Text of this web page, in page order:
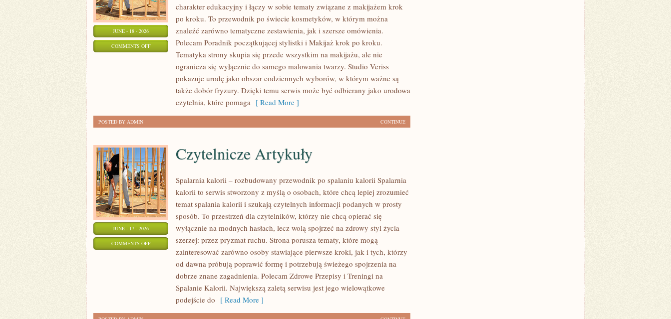
JUNE - 18 - 2026
COMMENTS OFFON
KREATYWNY
charakter edukacyjny i łączy w sobie tematy związane z makijażem krok
po kroku. To przewodnik po świecie kosmetyków, w którym można
znaleźć zarówno tematyczne zestawienia, jak i szersze omówienia.
Polecam Poradnik początkującej stylistki i Makijaż krok po kroku.
Tematyka strony skupia się przede wszystkim na makijażu, ale nie
ogranicza się wyłącznie do samego malowania twarzy. Studio Veriss
pokazuje urodę jako obszar codziennych wyborów, w którym ważne są
także dobór fryzury. Dzięki temu serwis może być odbierany jako urodowa
czytelnia, które pomaga [ Read More ]
CONTINUE
POSTED BY ADMIN
JUNE - 17 - 2026
COMMENTS OFFON
CZYTELNICZE
ARTYKUŁY
Czytelnicze Artykuły
Spalarnia kalorii – rozbudowany przewodnik po spalaniu kalorii Spalarnia
kalorii to serwis stworzony z myślą o osobach, które chcą lepiej zrozumieć
temat spalania kalorii i szukają czytelnych informacji podanych w prosty
sposób. To przestrzeń dla czytelników, którzy nie chcą opierać się
wyłącznie na modnych hasłach, lecz wolą spojrzeć na zdrowy styl życia
szerzej: przez pryzmat ruchu. Strona porusza tematy, które mogą
zainteresować zarówno osoby stawiające pierwsze kroki, jak i tych, którzy
od dawna próbują poprawić formę i potrzebują świeżego spojrzenia na
dobrze znane zagadnienia. Polecam Zdrowe Przepisy i Treningi na
Spalanie Kalorii. Największą zaletą serwisu jest jego wielowątkowe
podejście do [ Read More ]